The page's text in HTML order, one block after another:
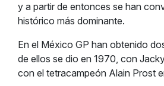
y a partir de entonces se han
histórico más dominante.
En el México GP han obtenido
de ellos se dio en 1970, con
con el tetracampeón Alain Prost